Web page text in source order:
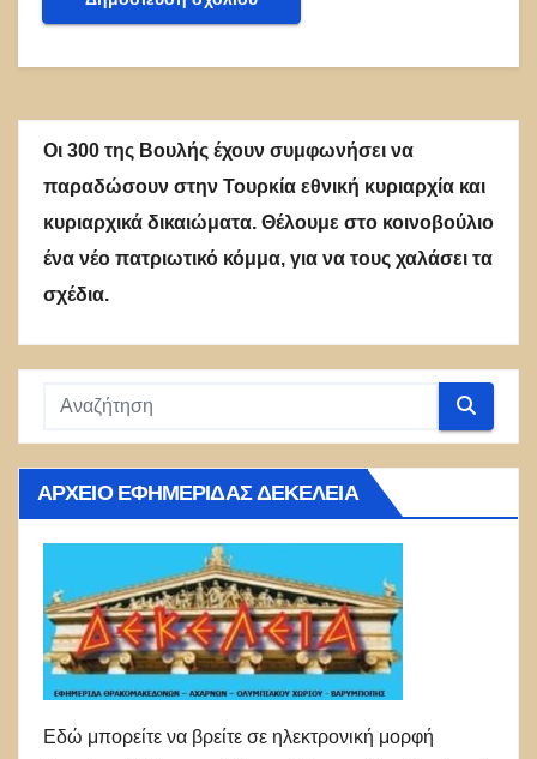
Οι 300 της Βουλής έχουν συμφωνήσει να
παραδώσουν στην Τουρκία εθνική κυριαρχία και
κυριαρχικά δικαιώματα. Θέλουμε στο κοινοβούλιο
ένα νέο πατριωτικό κόμμα, για να τους χαλάσει τα
σχέδια.
ΑΡΧΕΊΟ ΕΦΗΜΕΡΊΔΑΣ ΔΕΚΈΛΕΙΑ
Εδώ μπορείτε να βρείτε σε ηλεκτρονική μορφή